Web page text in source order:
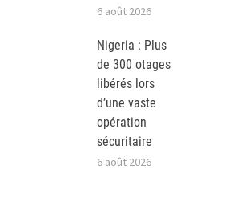
6 août 2026
Nigeria : Plus
de 300 otages
libérés lors
d’une vaste
opération
sécuritaire
6 août 2026